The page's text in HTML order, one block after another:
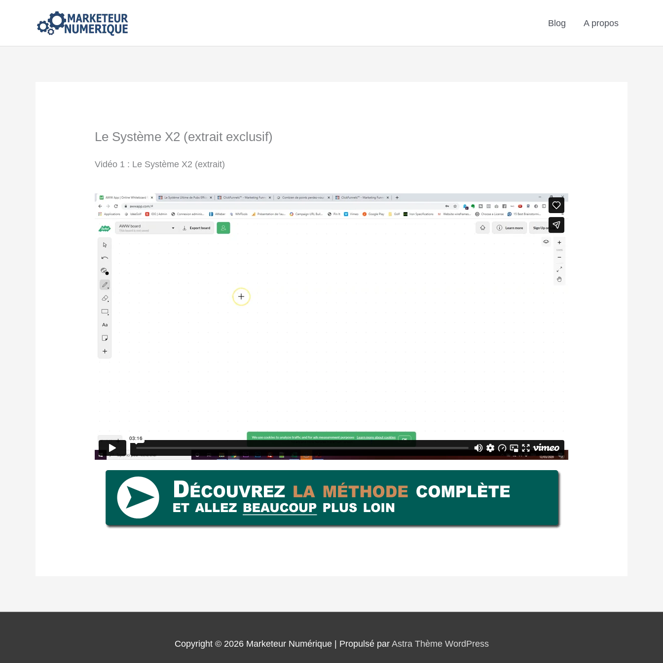
Blog A propos
Le Système X2 (extrait exclusif)
Vidéo 1 : Le Système X2 (extrait)
Copyright © 2026 Marketeur Numérique| Propulsé par Astra Thème WordPress